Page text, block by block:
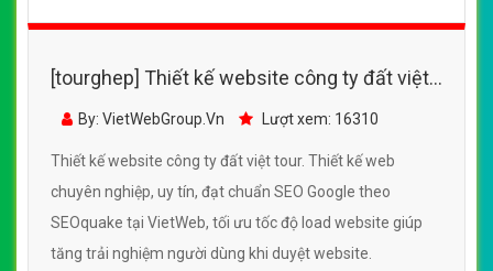
[tourghep] Thiết kế website công ty đất việt
tour đẹp, chuyên nghiệp chuẩn SEO
By: VietWebGroup.Vn Lượt xem: 16310
Thiết kế website công ty đất việt tour. Thiết kế web
chuyên nghiệp, uy tín, đạt chuẩn SEO Google theo
SEOquake tại VietWeb, tối ưu tốc độ load website giúp
tăng trải nghiệm người dùng khi duyệt website.